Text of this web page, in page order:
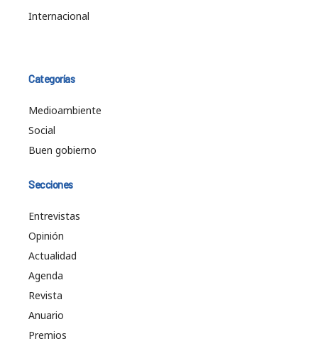
Internacional
Categorías
Medioambiente
Social
Buen gobierno
Secciones
Entrevistas
Opinión
Actualidad
Agenda
Revista
Anuario
Premios